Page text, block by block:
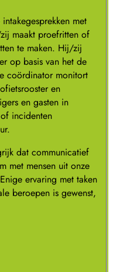
met
maakt proefritten of
te maken. Hij/zij
op basis van het de
coördinator monitort
en
en gasten in
incidenten
dat communicatief
met mensen uit onze
ervaring met taken
beroepen is gewenst,